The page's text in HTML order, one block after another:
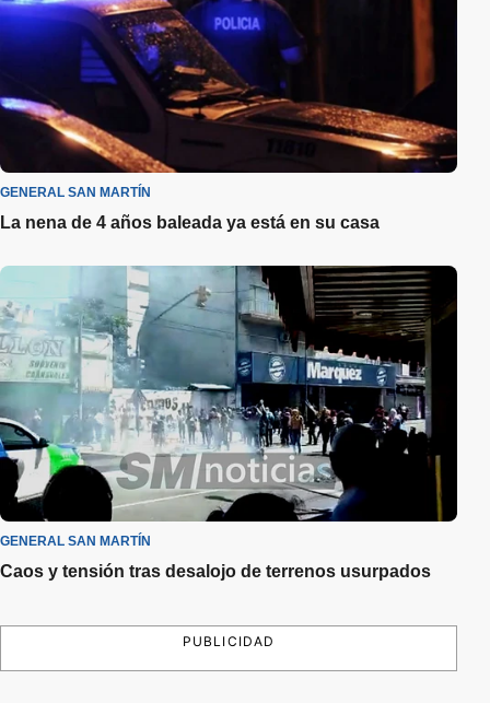
GENERAL SAN MARTÍN
La nena de 4 años baleada ya está en su casa
GENERAL SAN MARTÍN
Caos y tensión tras desalojo de terrenos usurpados
PUBLICIDAD